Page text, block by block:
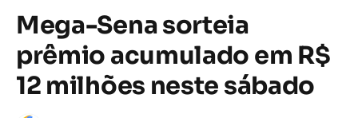
Mega-Sena sorteia
prêmio acumulado em R$
12 milhões neste sábado